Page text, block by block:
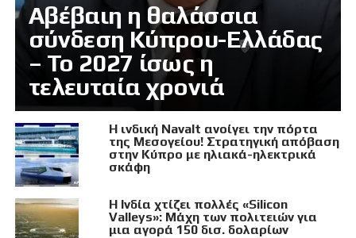
Αβέβαιη η θαλάσσια
σύνδεση Κύπρου-Ελλάδας
– Το 2027 ίσως η
τελευταία χρονιά
Η ινδική Navalt ανοίγει την πόρτα
της Μεσογείου! Στρατηγική απόβαση
στην Κύπρο με ηλιακά-ηλεκτρικά
σκάφη
Η Ινδία χτίζει πολλές «Silicon
Valleys»: Μάχη των πολιτειών για
μια αγορά 150 δισ. δολαρίων